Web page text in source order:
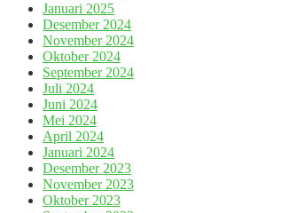
Januari 2025
Desember 2024
November 2024
Oktober 2024
September 2024
Juli 2024
Juni 2024
Mei 2024
April 2024
Januari 2024
Desember 2023
November 2023
Oktober 2023